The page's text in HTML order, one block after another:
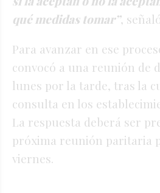
qué medidas tomar”,
Para avanzar en ese
convocó a una reunión de
lunes por la tarde, tras la
consulta en los
La respuesta deberá ser
próxima reunión paritaria
viernes.